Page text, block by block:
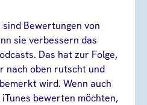
Bewertungen von
sie verbessern das
Das hat zur Folge,
nach oben rutscht und
wird. Wenn auch
bewerten möchten,